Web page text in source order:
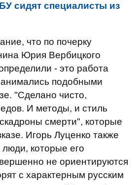
сидят специалисты из
что по почерку
Юрия Вербицкого
- это работа
подобными
"Сделано чисто,
И методы, и стиль
смерти", которые
Игорь Луценко также
люди, которые его
не ориентируются
с характерным русским